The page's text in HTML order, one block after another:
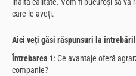
înaltă calitate. Vom fi bucuroși să vă
care le aveți.
Aici veți găsi răspunsuri la
Întrebarea 1: Ce avantaje oferă
companie?